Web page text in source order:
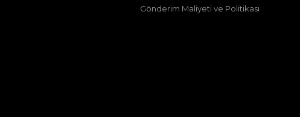
Gönderim Maliyeti ve Politikası